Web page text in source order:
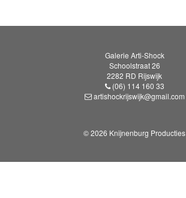
Galerie Arti-Shock
Schoolstraat 26
2282 RD Rijswijk
(06) 114 160 33
artishockrijswijk@gmail.com
© 2026 Knijnenburg Producties